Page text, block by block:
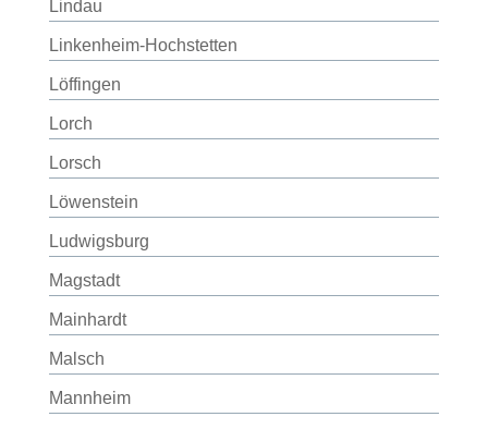
Lindau
Linkenheim-Hochstetten
Löffingen
Lorch
Lorsch
Löwenstein
Ludwigsburg
Magstadt
Mainhardt
Malsch
Mannheim